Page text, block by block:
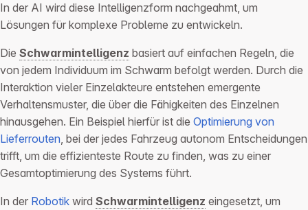
In der AI wird diese Intelligenzform nachgeahmt, um
Lösungen für komplexe Probleme zu entwickeln.
Die Schwarmintelligenz basiert auf einfachen Regeln, die
von jedem Individuum im Schwarm befolgt werden. Durch die
Interaktion vieler Einzelakteure entstehen emergente
Verhaltensmuster, die über die Fähigkeiten des Einzelnen
hinausgehen. Ein Beispiel hierfür ist die Optimierung von
Lieferrouten, bei der jedes Fahrzeug autonom Entscheidungen
trifft, um die effizienteste Route zu finden, was zu einer
Gesamtoptimierung des Systems führt.
In der Robotik wird Schwarmintelligenz eingesetzt, um